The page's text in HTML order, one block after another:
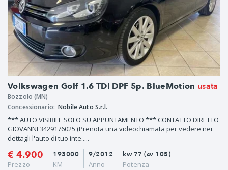
Volkswagen Golf 1.6 TDI DPF 5p. BlueMotion usata
Bozzolo (MN)
Concessionario: Nobile Auto S.r.l.
*** AUTO VISIBILE SOLO SU APPUNTAMENTO *** CONTATTO DIRETTO
GIOVANNI 3429176025 (Prenota una videochiamata per vedere nei
dettagli l'auto di tuo inte.....
€ 4.900
Prezzo
9/2012
Anno
193000
KM
kw 77 (cv 105)
Potenza